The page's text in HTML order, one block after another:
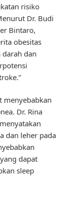
risiko
Dr. Budi
Bintaro,
obesitas
dan
menyebabkan
Dr. Rina
dan leher pada
dapat
sleep